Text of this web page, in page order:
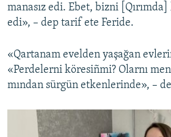
manasız edi. Ebet, bizni
edi», – dep tarif ete Feride.
«Qartanam evelden yaşağan
«Perdelerni köresiñmi? Olarnı
mından sürgün etkenlerinde», –